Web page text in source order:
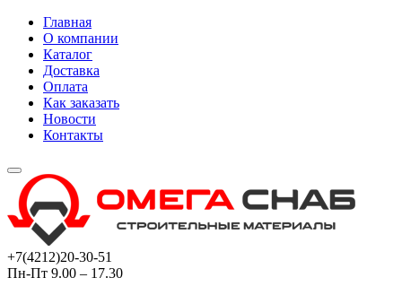
Главная
О компании
Каталог
Доставка
Оплата
Как заказать
Новости
Контакты
+7(4212)20-30-51
Пн-Пт 9.00 – 17.30